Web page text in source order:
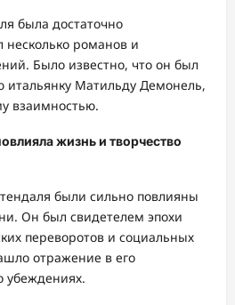
была достаточно
романов и
Было известно, что он был
итальянку Матильду Демонель,
взаимностью.
жизнь и творчество
были сильно повлияны
Он был свидетелем эпохи
переворотов и социальных
отражение в его
убеждениях.